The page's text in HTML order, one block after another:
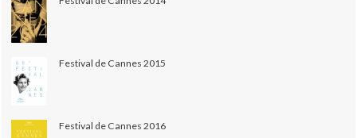
Festival de Cannes 2015
Festival de Cannes 2016